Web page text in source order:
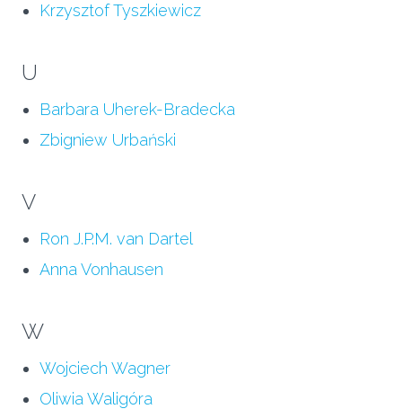
Krzysztof Tyszkiewicz
U
Barbara Uherek-Bradecka
Zbigniew Urbański
V
Ron J.P.M. van Dartel
Anna Vonhausen
W
Wojciech Wagner
Oliwia Waligóra